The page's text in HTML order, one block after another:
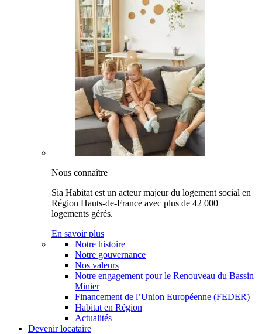
Nous connaître
Sia Habitat est un acteur majeur du logement social en
Région Hauts-de-France avec plus de 42 000
logements gérés.
En savoir plus
Notre histoire
Notre gouvernance
Nos valeurs
Notre engagement pour le Renouveau du Bassin
Minier
Financement de l’Union Européenne (FEDER)
Habitat en Région
Actualités
Devenir locataire